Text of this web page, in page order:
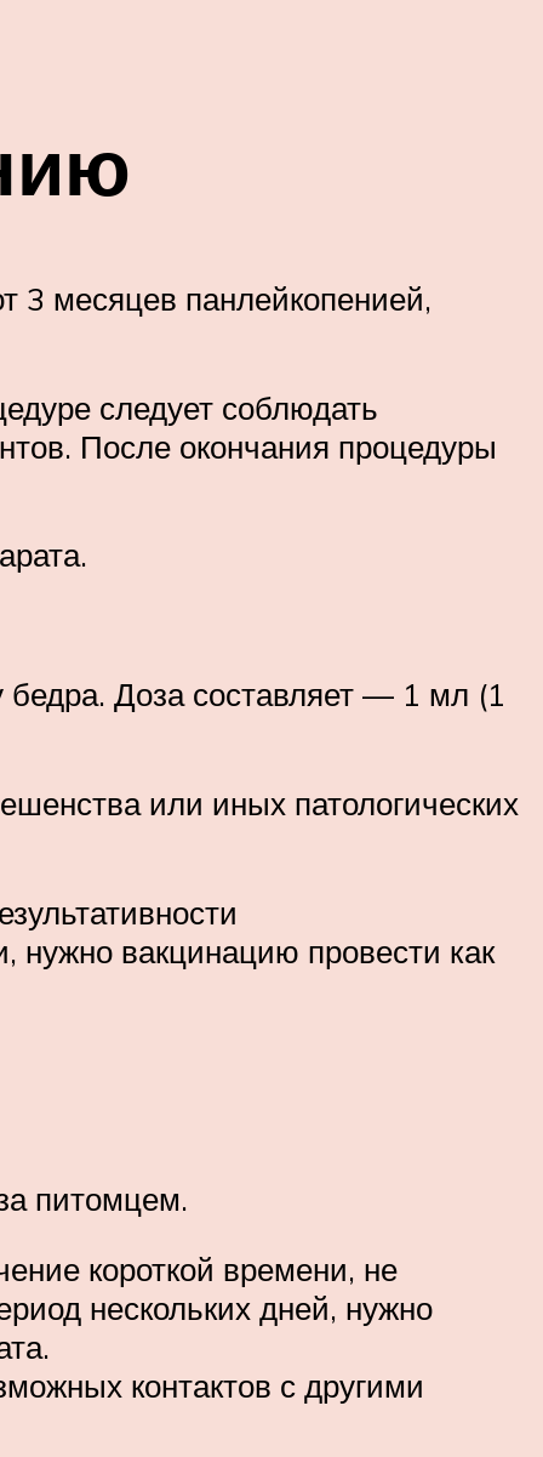
3 месяцев панлейкопенией,
следует соблюдать
После окончания процедуры
бедра. Доза составляет — 1 мл (1
или иных патологических
нужно вакцинацию провести как
питомцем.
короткой времени, не
нескольких дней, нужно
контактов с другими